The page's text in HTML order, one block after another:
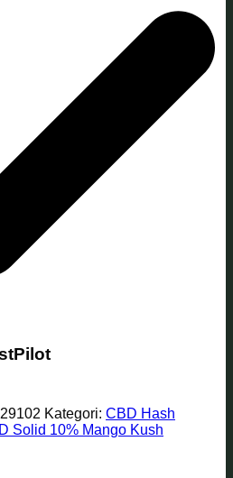
29102 Kategori: CBD Hash
Solid 10% Mango Kush